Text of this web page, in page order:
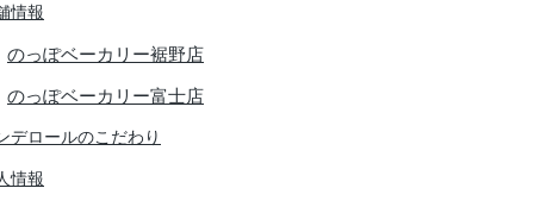
情報
のっぽベーカリー裾野店
のっぽベーカリー富士店
デロールのこだわり
情報